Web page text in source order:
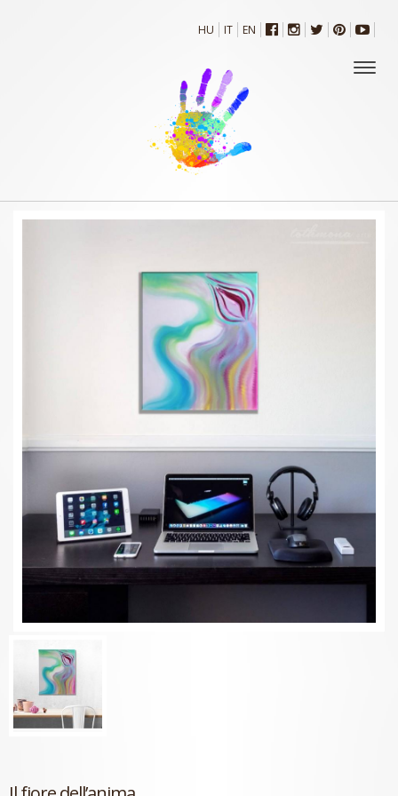
HU IT EN